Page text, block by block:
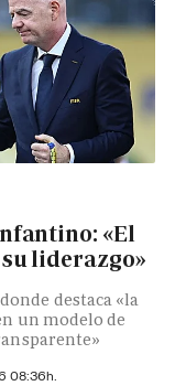
«El
liderazgo»
destaca «la
un modelo de
08:36h.